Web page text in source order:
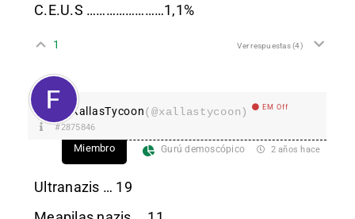
C.E.U.S ……………………1,1%
1 Ver respuestas(4)
XallasTycoon(@xallastycoon) EM Off
#2875846
Miembro Gurú demoscópico 2 años hace
Ultranazis … 19